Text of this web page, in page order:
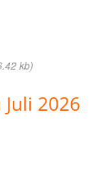
kb)
2026